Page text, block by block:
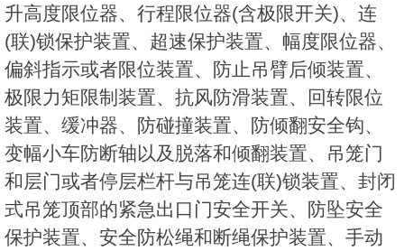
升高度限位器、行程限位器(含极限开关)、连
(联)锁保护装置、超速保护装置、幅度限位器、
偏斜指示或者限位装置、防止吊臂后倾装置、
极限力矩限制装置、抗风防滑装置、回转限位
装置、缓冲器、防碰撞装置、防倾翻安全钩、
变幅小车防断轴以及脱落和倾翻装置、吊笼门
和层门或者停层栏杆与吊笼连(联)锁装置、封闭
式吊笼顶部的紧急出口门安全开关、防坠安全
保护装置、安全防松绳和断绳保护装置、手动